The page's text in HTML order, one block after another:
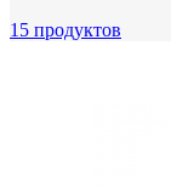
15 продуктов